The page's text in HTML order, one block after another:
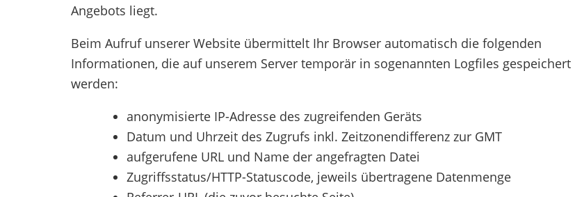
Angebots liegt.
Beim Aufruf unserer Website übermittelt Ihr Browser automatisch die folgenden
Informationen, die auf unserem Server temporär in sogenannten Logfiles gespeichert
werden:
anonymisierte IP-Adresse des zugreifenden Geräts
Datum und Uhrzeit des Zugrufs inkl. Zeitzonendifferenz zur GMT
aufgerufene URL und Name der angefragten Datei
Zugriffsstatus/HTTP-Statuscode, jeweils übertragene Datenmenge